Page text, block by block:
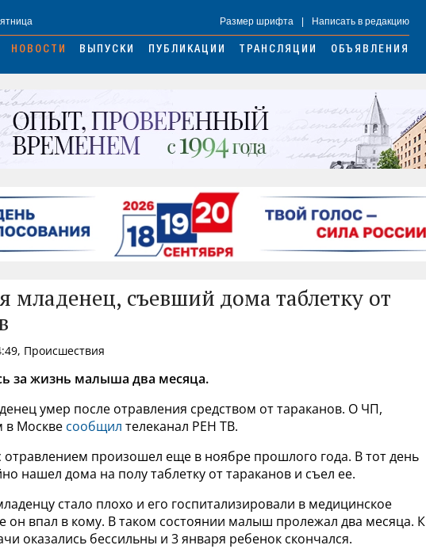
Размер шрифта Написать в редакцию
НОВОСТИ ВЫПУСКИ ПУБЛИКАЦИИ ТРАНСЛЯЦИИ ОБЪЯВЛЕНИЯ
младенец, съевший дома таблетку от
Происшествия
за жизнь малыша два месяца.
умер после отравления средством от тараканов. О ЧП,
Москве сообщил телеканал РЕН ТВ.
отравлением произошел еще в ноябре прошлого года. В тот день
нашел дома на полу таблетку от тараканов и съел ее.
стало плохо и его госпитализировали в медицинское
он впал в кому. В таком состоянии малыш пролежал два месяца. К
оказались бессильны и 3 января ребенок скончался.